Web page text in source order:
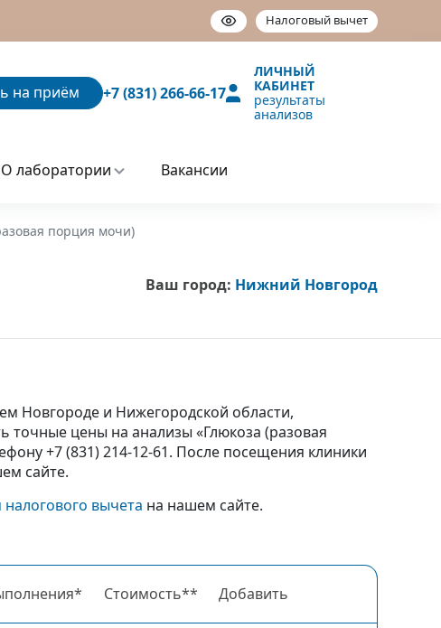
Налоговый вычет
на приём +7 (831) 266-66-17
ЛИЧНЫЙ
КАБИНЕТ
результаты
анализов
О лаборатории Вакансии
порция мочи)
Ваш город: Нижний Новгород
Новгороде и Нижегородской области,
цены на анализы «Глюкоза (разовая
+7 (831) 214-12-61. После посещения клиники
сайте.
налогового вычета на нашем сайте.
Стоимость** Добавить